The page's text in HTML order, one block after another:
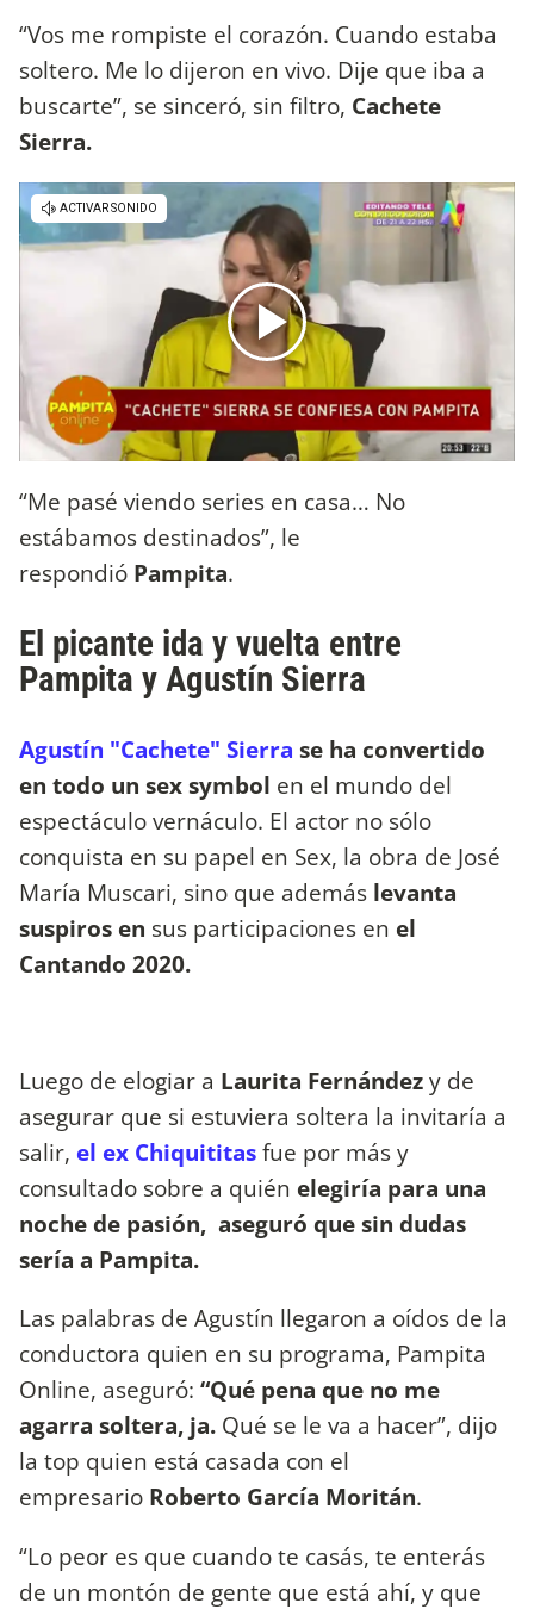
“Vos me rompiste el corazón. Cuando estaba
soltero. Me lo dijeron en vivo. Dije que iba a
buscarte”, se sinceró, sin filtro, Cachete
Sierra.
“Me pasé viendo series en casa… No
estábamos destinados”, le
respondió Pampita.
El picante ida y vuelta entre
Pampita y Agustín Sierra
Agustín "Cachete" Sierra se ha convertido
en todo un sex symbol en el mundo del
espectáculo vernáculo. El actor no sólo
conquista en su papel en Sex, la obra de José
María Muscari, sino que además levanta
suspiros en sus participaciones en el
Cantando 2020.
Luego de elogiar a Laurita Fernándezy de
asegurar que si estuviera soltera la invitaría a
salir, el ex Chiquititasfue por más y
consultado sobre a quién elegiría para una
noche de pasión, aseguró que sin dudas
sería a Pampita.
Las palabras de Agustín llegaron a oídos de la
conductora quien en su programa, Pampita
Online, aseguró: “Qué pena que no me
agarra soltera, ja. Qué se le va a hacer”, dijo
la top quien está casada con el
empresario Roberto García Moritán.
“Lo peor es que cuando te casás, te enterás
de un montón de gente que está ahí, y que